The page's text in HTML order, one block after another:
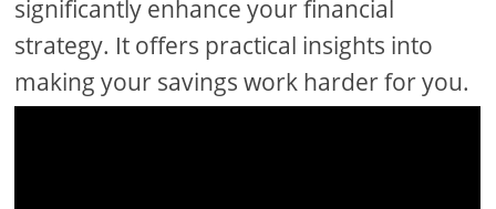
significantly enhance your financial
strategy. It offers practical insights into
making your savings work harder for you.